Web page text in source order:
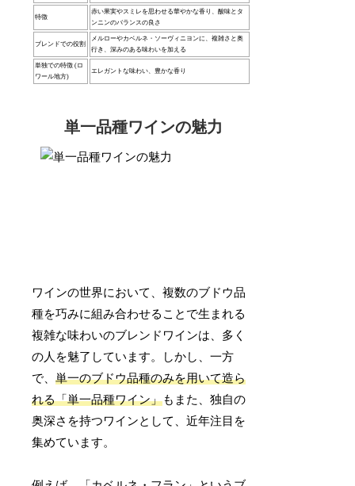
特徴
赤い果実やスミレを思わせる華やかな香り、酸味とタ
ンニンのバランスの良さ
ブレンドでの役割
メルローやカベルネ・ソーヴィニヨンに、複雑さと奥
行き、深みのある味わいを加える
単独での特徴 (ロ
ワール地方)
エレガントな味わい、豊かな香り
単一品種ワインの魅力
ワインの世界において、複数のブドウ品
種を巧みに組み合わせることで生まれる
複雑な味わいのブレンドワインは、多く
の人を魅了しています。しかし、一方
で、単一のブドウ品種のみを用いて造ら
れる「単一品種ワイン」もまた、独自の
奥深さを持つワインとして、近年注目を
集めています。